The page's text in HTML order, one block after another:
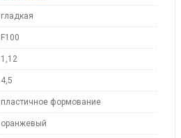
гладкая
F100
1,12
4,5
пластичное формование
оранжевый